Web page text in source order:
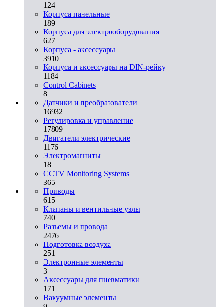
124
Корпуса панельные
189
Корпуса для электрооборудования
627
Корпуса - аксессуары
3910
Корпуса и аксессуары на DIN-рейку
1184
Control Cabinets
8
Датчики и преобразователи
16932
Регулировка и управление
17809
Двигатели электрические
1176
Электромагниты
18
CCTV Monitoring Systems
365
Приводы
615
Клапаны и вентильные узлы
740
Разъемы и провода
2476
Подготовка воздуха
251
Электронные элементы
3
Аксессуары для пневматики
171
Вакуумные элементы